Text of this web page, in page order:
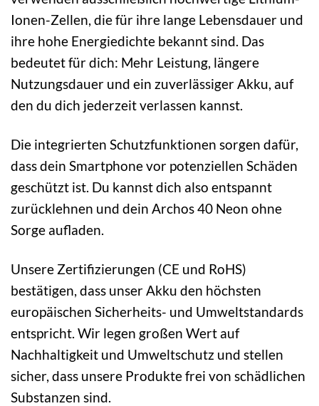
Ionen-Zellen, die für ihre lange Lebensdauer und
ihre hohe Energiedichte bekannt sind. Das
bedeutet für dich: Mehr Leistung, längere
Nutzungsdauer und ein zuverlässiger Akku, auf
den du dich jederzeit verlassen kannst.
Die integrierten Schutzfunktionen sorgen dafür,
dass dein Smartphone vor potenziellen Schäden
geschützt ist. Du kannst dich also entspannt
zurücklehnen und dein Archos 40 Neon ohne
Sorge aufladen.
Unsere Zertifizierungen (CE und RoHS)
bestätigen, dass unser Akku den höchsten
europäischen Sicherheits- und Umweltstandards
entspricht. Wir legen großen Wert auf
Nachhaltigkeit und Umweltschutz und stellen
sicher, dass unsere Produkte frei von schädlichen
Substanzen sind.